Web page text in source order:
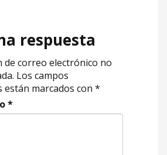
respuesta
de correo electrónico no
Los campos
marcados con *
*